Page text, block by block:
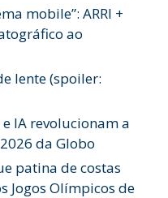
mobile”: ARRI +
ao
lente (spoiler:
IA revolucionam a
da Globo
patina de costas
Jogos Olímpicos de